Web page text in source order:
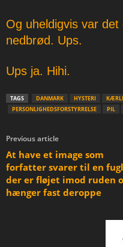
Og uheldigvis var
nedbrød. Ups.
Ups ja. Hihi.
TAGS DANMARK HYSTERI
PERSONLIGHEDSFORSTYRRELSE
PIL
Previous article
At have et image som
forfatter svarer til en fugl
der er fløjet imod ruden
hænger fast deroppe